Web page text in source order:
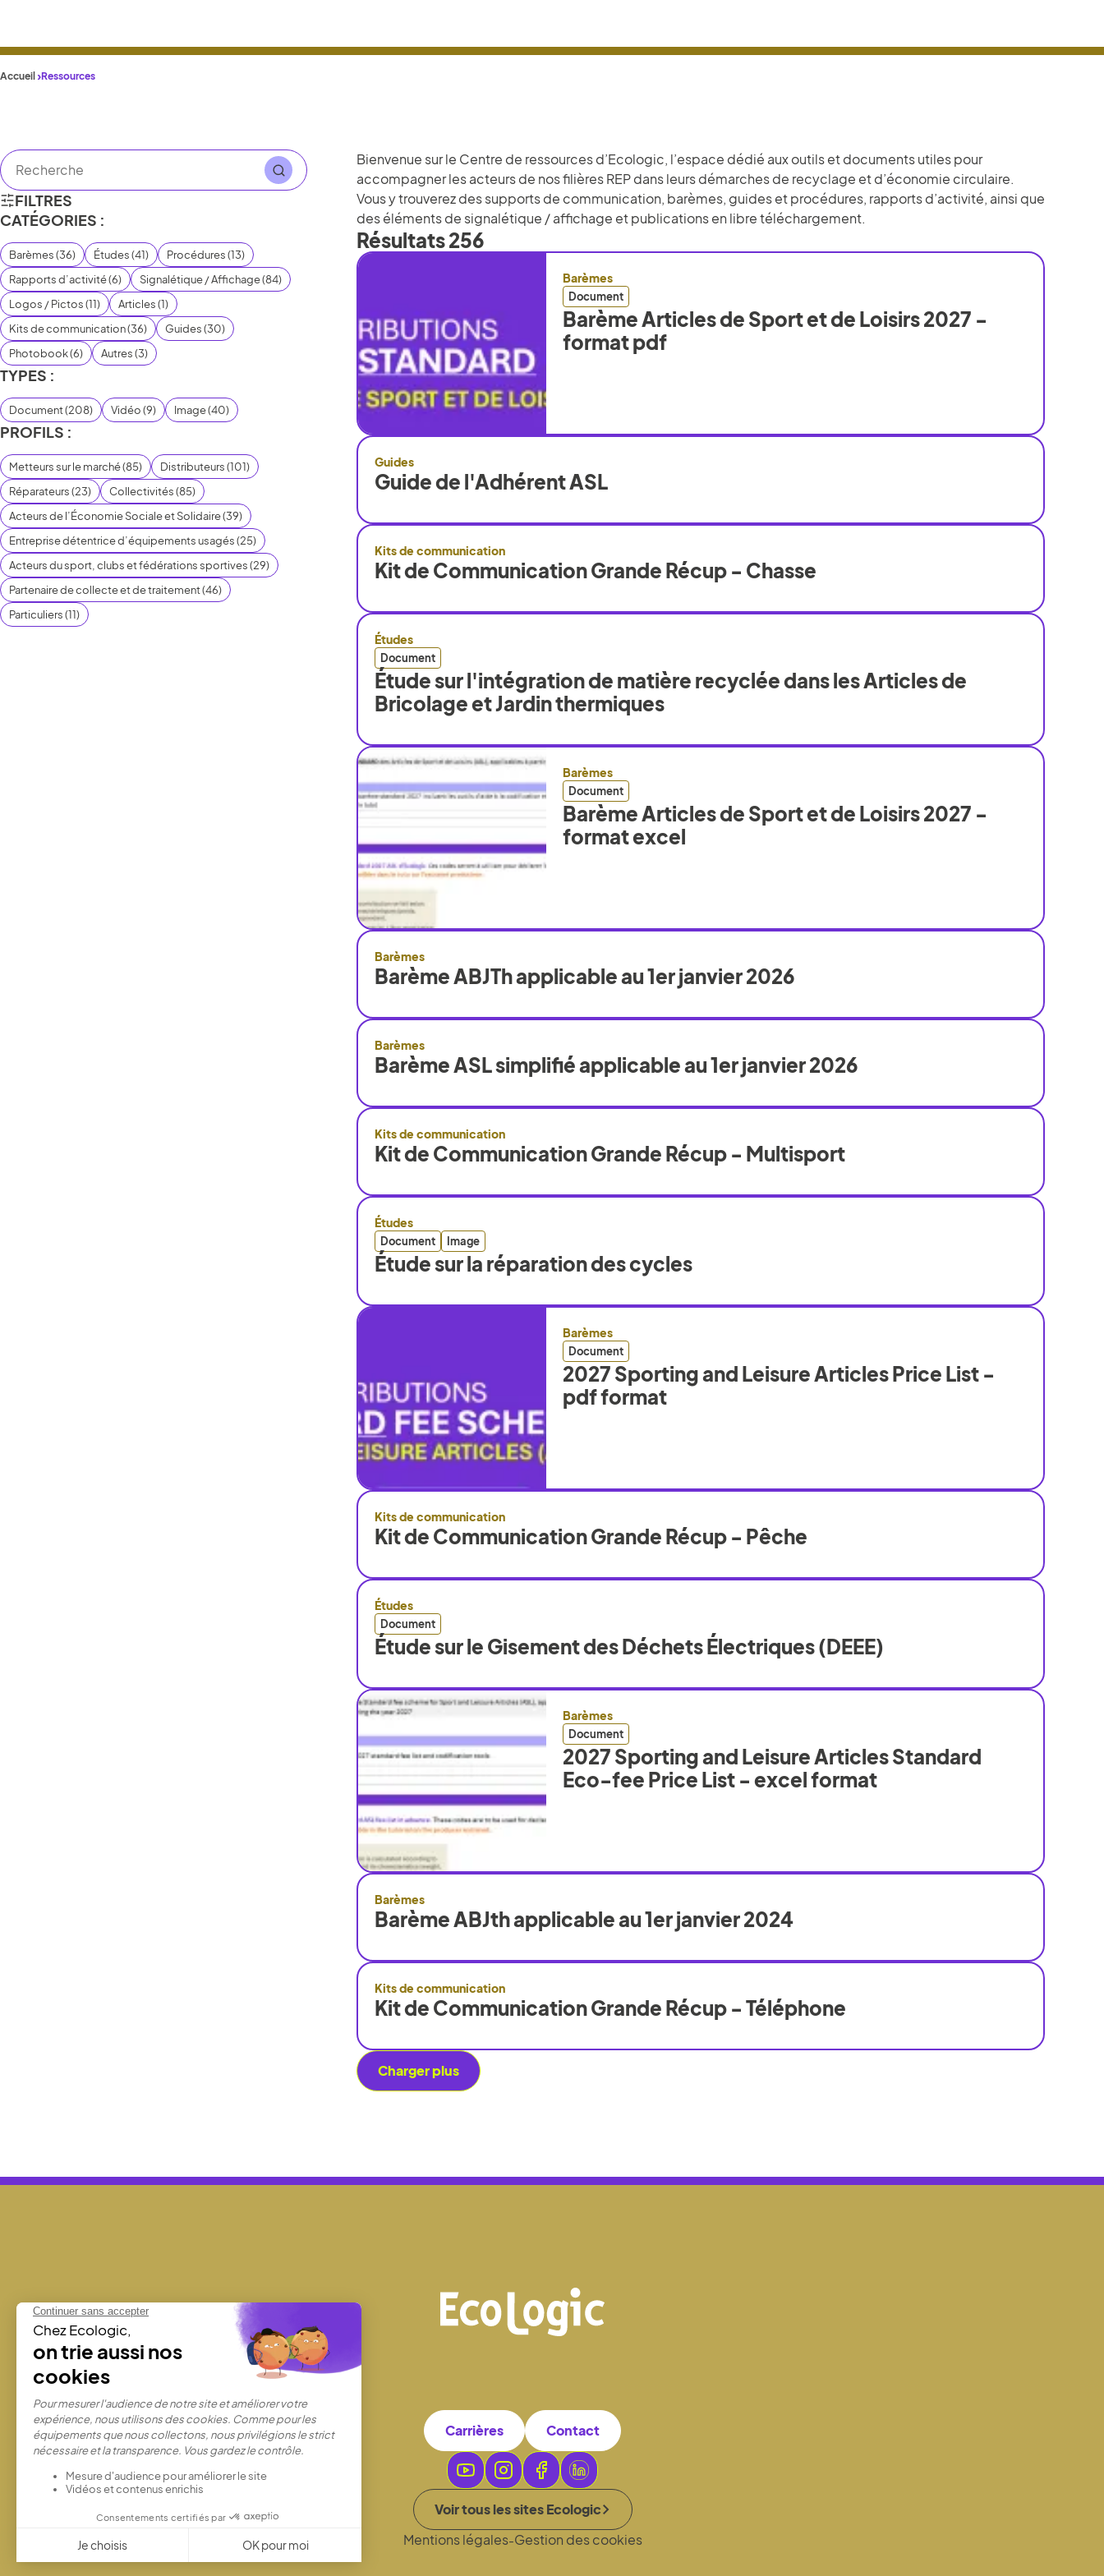
Accueil Ressources
FILTRES
CATÉGORIES :
Barèmes(36) Études(41) Procédures(13)
Rapports d’activité(6) Signalétique / Affichage(84)
Logos / Pictos(11) Articles(1)
Kits de communication(36) Guides(30)
Photobook(6) Autres(3)
TYPES :
Document(208) Vidéo(9) Image(40)
PROFILS :
Metteurs sur le marché(85) Distributeurs(101)
Réparateurs(23) Collectivités(85)
Acteurs de l’Économie Sociale et Solidaire(39)
Entreprise détentrice d’équipements usagés(25)
Acteurs du sport, clubs et fédérations sportives(29)
Partenaire de collecte et de traitement(46)
Particuliers(11)
Bienvenue sur le Centre de ressources d’Ecologic, l’espace dédié aux outils et documents utiles pour
accompagner les acteurs de nos filières REP dans leurs démarches de recyclage et d’économie circulaire.
Vous y trouverez des supports de communication, barèmes, guides et procédures, rapports d’activité, ainsi que
des éléments de signalétique / affichage et publications en libre téléchargement.
Résultats256
Barèmes
Document
Barème Articles de Sport et de Loisirs 2027 -
format pdf
Guides
Guide de l'Adhérent ASL
Kits de communication
Kit de Communication Grande Récup - Chasse
Études
Document
Étude sur l'intégration de matière recyclée dans les Articles de
Bricolage et Jardin thermiques
Barèmes
Document
Barème Articles de Sport et de Loisirs 2027 -
format excel
Barèmes
Barème ABJTh applicable au 1er janvier 2026
Barèmes
Barème ASL simplifié applicable au 1er janvier 2026
Kits de communication
Kit de Communication Grande Récup - Multisport
Études
Document Image
Étude sur la réparation des cycles
Barèmes
Document
2027 Sporting and Leisure Articles Price List -
pdf format
Kits de communication
Kit de Communication Grande Récup - Pêche
Études
Document
Étude sur le Gisement des Déchets Électriques (DEEE)
Barèmes
Document
2027 Sporting and Leisure Articles Standard
Eco-fee Price List - excel format
Barèmes
Barème ABJth applicable au 1er janvier 2024
Kits de communication
Kit de Communication Grande Récup - Téléphone
Charger plus
Carrières Contact
Voir tous les sites Ecologic
Mentions légales Gestion des cookies